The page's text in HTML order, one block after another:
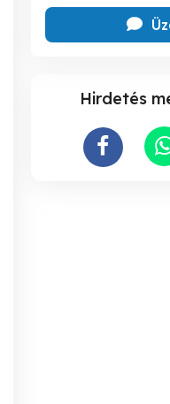
Hirdetés